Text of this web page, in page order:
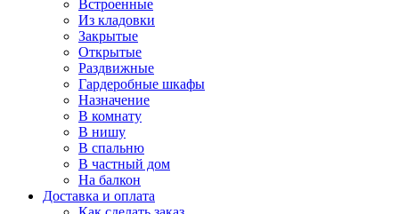
Встроенные
Из кладовки
Закрытые
Открытые
Раздвижные
Гардеробные шкафы
Назначение
В комнату
В нишу
В спальню
В частный дом
На балкон
Доставка и оплата